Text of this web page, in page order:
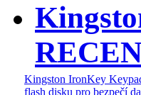
Kingston IronKey
flash disku pro bezpečí